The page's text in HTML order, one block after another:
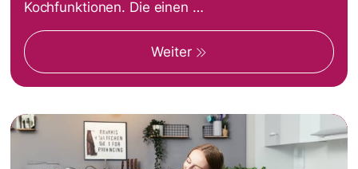
Kochfunktionen. Die einen …
Weiter